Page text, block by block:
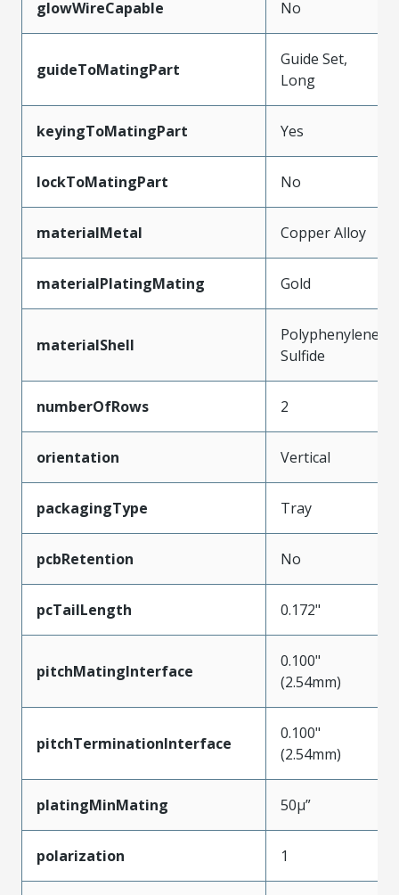
glowWireCapable No
guideToMatingPart
Guide Set,
Long
keyingToMatingPart Yes
lockToMatingPart No
materialMetal Copper Alloy
materialPlatingMating Gold
materialShell
Polyphenylene
Sulfide
numberOfRows 2
orientation Vertical
packagingType Tray
pcbRetention No
pcTailLength 0.172"
pitchMatingInterface
0.100"
(2.54mm)
pitchTerminationInterface
0.100"
(2.54mm)
platingMinMating 50µ”
polarization 1